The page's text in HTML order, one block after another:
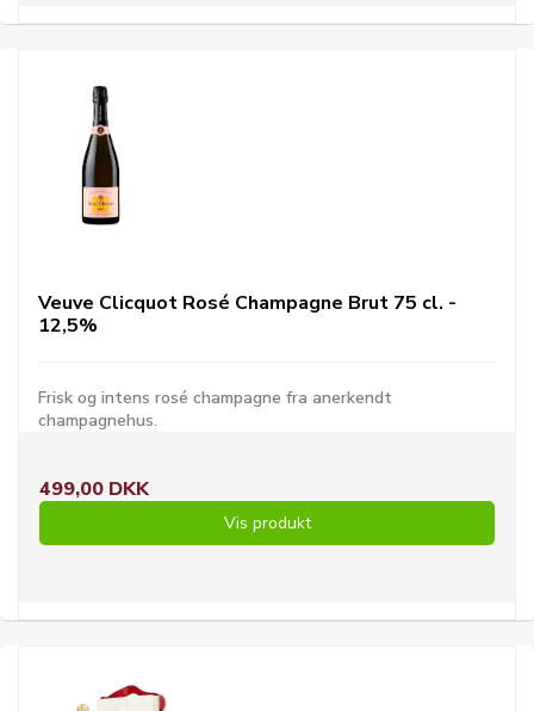
Veuve Clicquot Rosé Champagne Brut 75 cl. -
12,5%
Frisk og intens rosé champagne fra anerkendt
champagnehus.
499,00 DKK
Vis produkt